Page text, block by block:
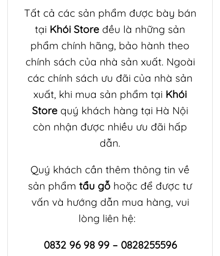
Tất cả các sản phẩm được bày bán
tại Khói Store đều là những sản
phẩm chính hãng, bảo hành theo
chính sách của nhà sản xuất. Ngoài
các chính sách ưu đãi của nhà sản
xuất, khi mua sản phẩm tại Khói
Store quý khách hàng tại Hà Nội
còn nhận được nhiều ưu đãi hấp
dẫn.
Quý khách cần thêm thông tin về
sản phẩm tẩu gỗ hoặc để được tư
vấn và hướng dẫn mua hàng, vui
lòng liên hệ:
0832 96 98 99 – 0828255596